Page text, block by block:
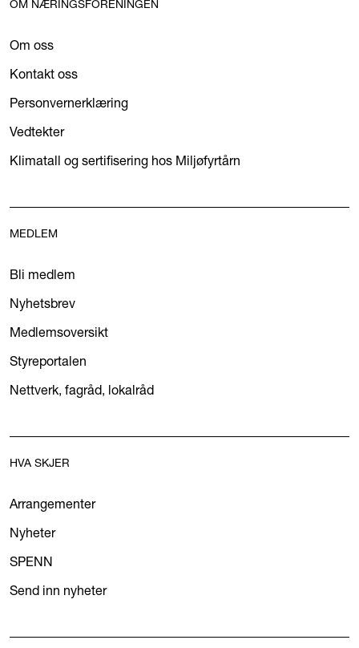
OM NÆRINGSFORENINGEN
Om oss
Kontakt oss
Personvernerklæring
Vedtekter
Klimatall og sertifisering hos Miljøfyrtårn
MEDLEM
Bli medlem
Nyhetsbrev
Medlemsoversikt
Styreportalen
Nettverk, fagråd, lokalråd
HVA SKJER
Arrangementer
Nyheter
SPENN
Send inn nyheter